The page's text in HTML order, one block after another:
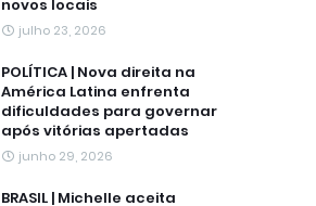
novos locais
julho 23, 2026
POLÍTICA | Nova direita na
América Latina enfrenta
dificuldades para governar
após vitórias apertadas
junho 29, 2026
BRASIL | Michelle aceita